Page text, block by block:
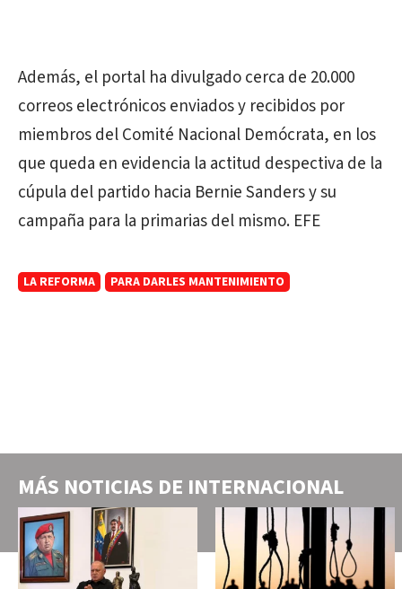
Además, el portal ha divulgado cerca de 20.000
correos electrónicos enviados y recibidos por
miembros del Comité Nacional Demócrata, en los
que queda en evidencia la actitud despectiva de la
cúpula del partido hacia Bernie Sanders y su
campaña para la primarias del mismo. EFE
LA REFORMA PARA DARLES MANTENIMIENTO
MÁS NOTICIAS DE INTERNACIONAL